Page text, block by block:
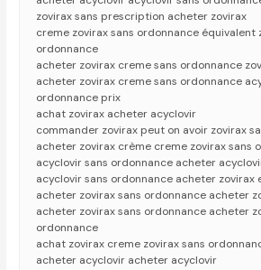
zovirax sans prescription acheter zovirax
creme zovirax sans ordonnance équivalent
ordonnance
acheter zovirax creme sans ordonnance
acheter zovirax creme sans ordonnance
ordonnance prix
achat zovirax acheter acyclovir
commander zovirax peut on avoir zovirax
acheter zovirax crème creme zovirax sans
acyclovir sans ordonnance acheter
acyclovir sans ordonnance acheter zovirax
acheter zovirax sans ordonnance acheter
acheter zovirax sans ordonnance acheter
ordonnance
achat zovirax creme zovirax sans
acheter acyclovir acheter acyclovir